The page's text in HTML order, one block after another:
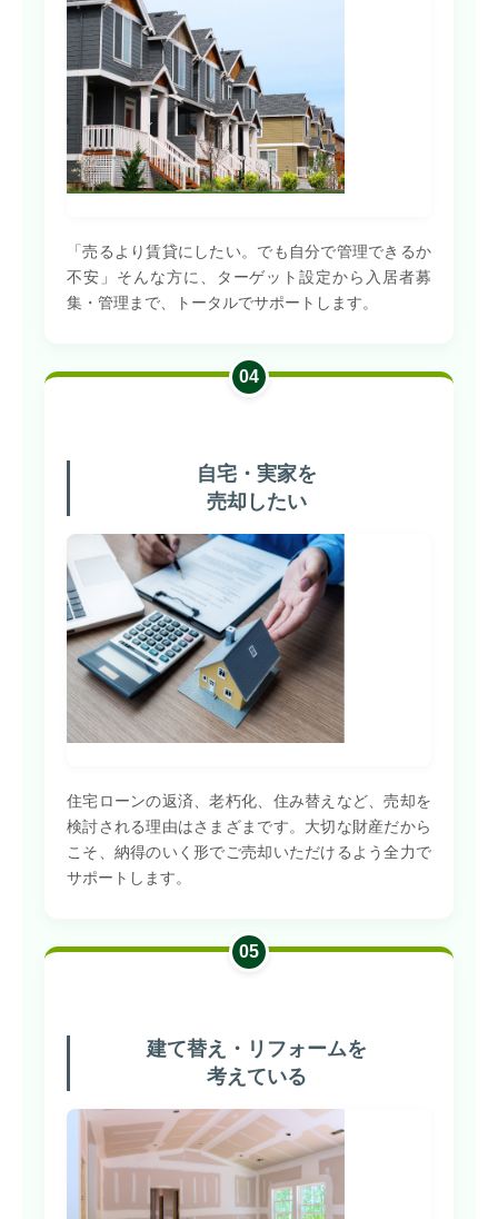
「売るより賃貸にしたい。でも自分で管理できるか
不安」そんな方に、ターゲット設定から入居者募
集・管理まで、トータルでサポートします。
04
自宅・実家を
売却したい
住宅ローンの返済、老朽化、住み替えなど、売却を
検討される理由はさまざまです。大切な財産だから
こそ、納得のいく形でご売却いただけるよう全力で
サポートします。
05
建て替え・リフォームを
考えている